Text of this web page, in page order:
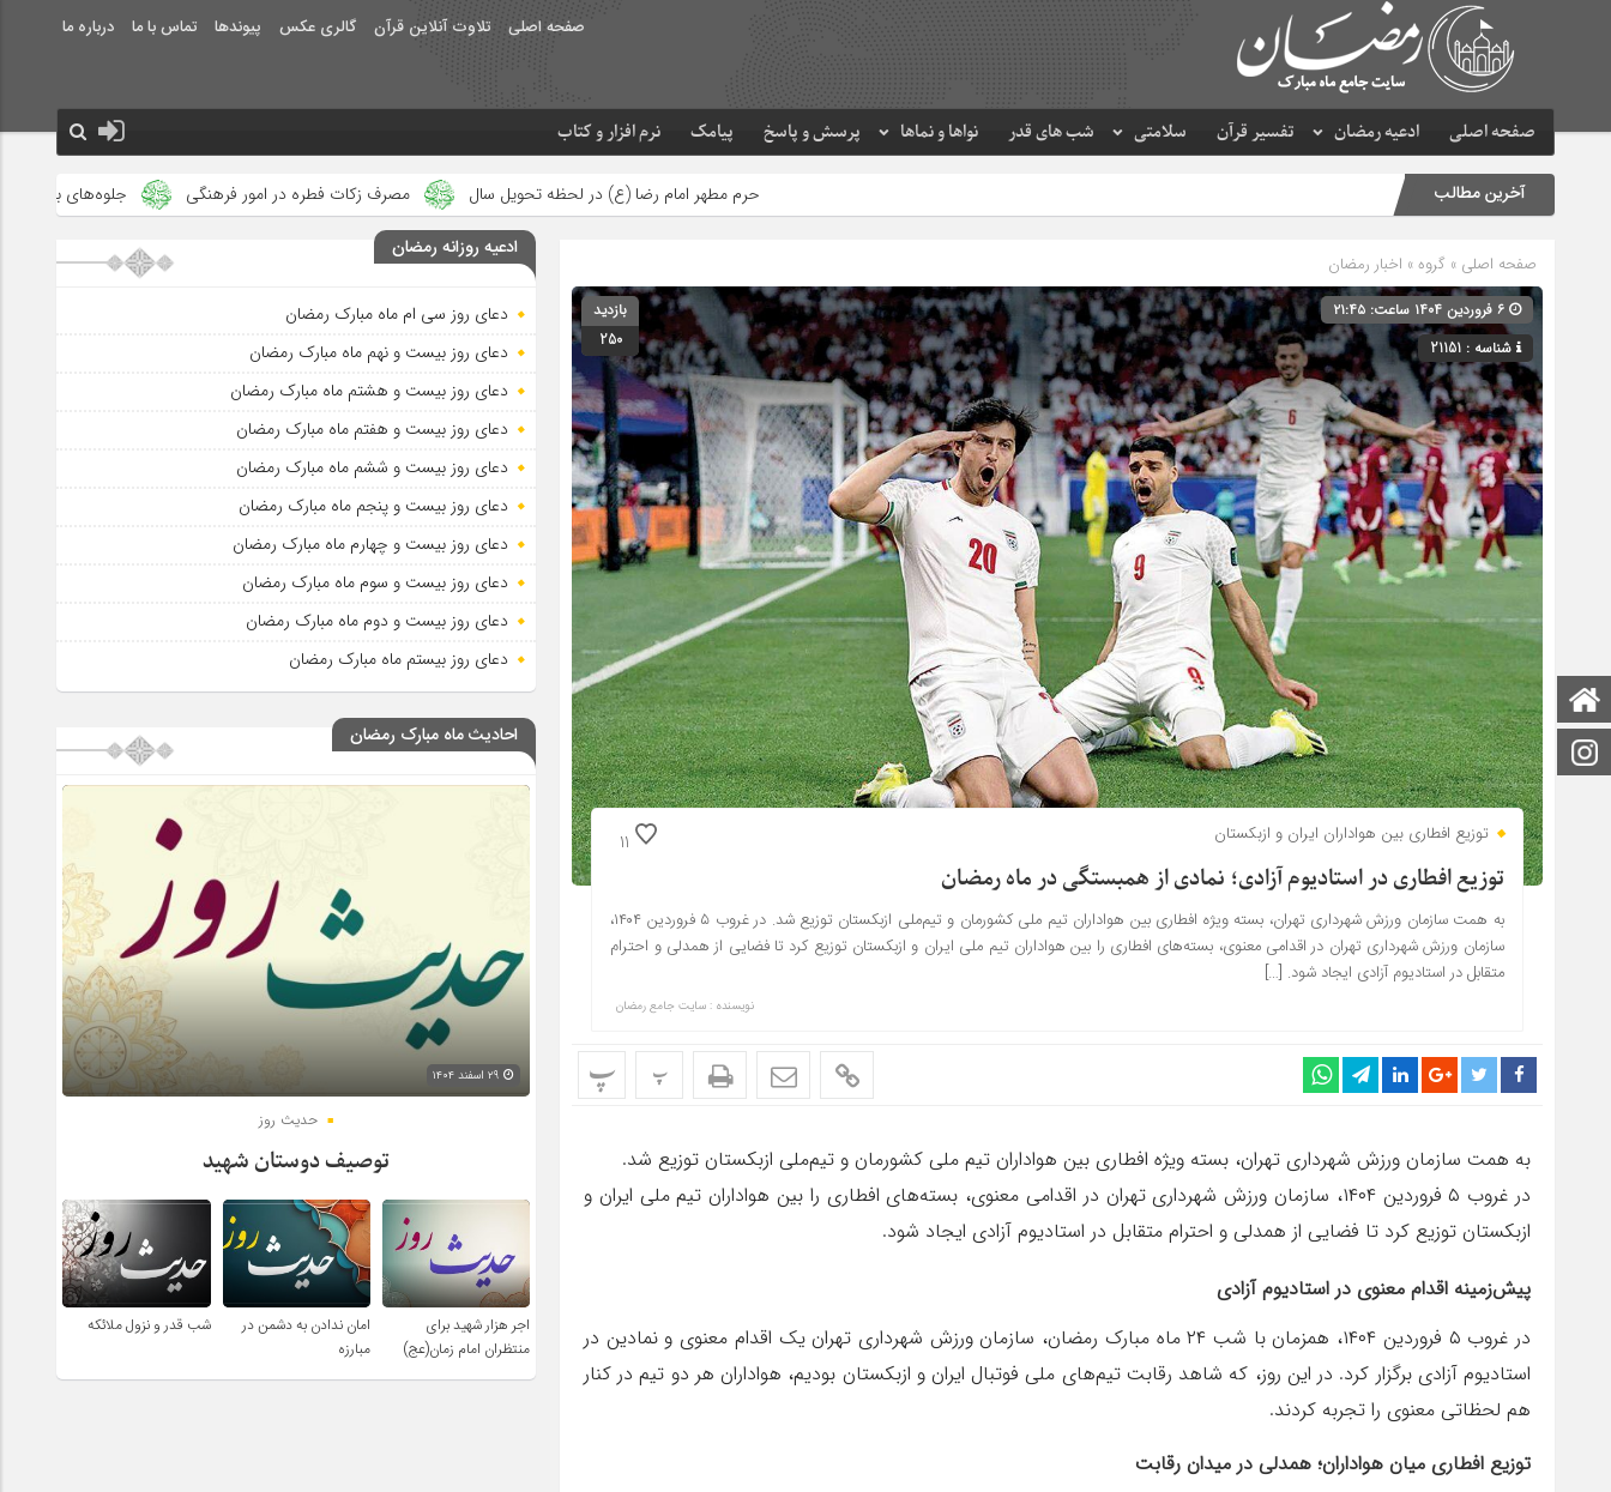
صفحه اصلی تلاوت آنلاین قرآن گالری عکس پیوندها تماس با ما درباره ما
صفحه اصلی ادعیه رمضان تفسیر قرآن سلامتی شب های قدر نواها و نماها پرسش و پاسخ پیامک نرم افزار و کتاب
صفحه اصلی
اینستاگرام
آخرین مطالب حرم مطهر امام رضا (ع) در لحظه تحویل سال مصرف زکات فطره در امور فرهنگی جلوه‌های بزرگ نصرت الهی در ماه
صفحه اصلی » گروه » اخبار رمضان
شناسه : 21151
بازدید
250
11 توزیع افطاری بین هواداران ایران و ازبکستان
توزیع افطاری در استادیوم آزادی؛ نمادی از همبستگی در ماه رمضان
به همت سازمان ورزش شهرداری تهران، بسته ویژه افطاری بین هواداران تیم ملی کشورمان و تیم‌ملی ازبکستان توزیع شد. در غروب ۵ فروردین ۱۴۰۴،
سازمان ورزش شهرداری تهران در اقدامی معنوی، بسته‌های افطاری را بین هواداران تیم ملی ایران و ازبکستان توزیع کرد تا فضایی از همدلی و احترام
متقابل در استادیوم آزادی ایجاد شود. […]
نویسنده : سایت جامع رمضان
پ پ
به همت سازمان ورزش شهرداری تهران، بسته ویژه افطاری بین هواداران تیم ملی کشورمان و تیم‌ملی ازبکستان توزیع شد.
در غروب ۵ فروردین ۱۴۰۴، سازمان ورزش شهرداری تهران در اقدامی معنوی، بسته‌های افطاری را بین هواداران تیم ملی ایران و
ازبکستان توزیع کرد تا فضایی از همدلی و احترام متقابل در استادیوم آزادی ایجاد شود.
پیش‌زمینه اقدام معنوی در استادیوم آزادی
در غروب ۵ فروردین ۱۴۰۴، همزمان با شب ۲۴ ماه مبارک رمضان، سازمان ورزش شهرداری تهران یک اقدام معنوی و نمادین در
استادیوم آزادی برگزار کرد. در این روز، که شاهد رقابت تیم‌های ملی فوتبال ایران و ازبکستان بودیم، هواداران هر دو تیم در کنار
هم لحظاتی معنوی را تجربه کردند.
توزیع افطاری میان هواداران؛ همدلی در میدان رقابت
ادعیه روزانه رمضان
دعای روز سی ام ماه مبارک رمضان
دعای روز بیست و نهم ماه مبارک رمضان
دعای روز بیست و هشتم ماه مبارک رمضان
دعای روز بیست و هفتم ماه مبارک رمضان
دعای روز بیست و ششم ماه مبارک رمضان
دعای روز بیست و پنجم ماه مبارک رمضان
دعای روز بیست و چهارم ماه مبارک رمضان
دعای روز بیست و سوم ماه مبارک رمضان
دعای روز بیست و دوم ماه مبارک رمضان
دعای روز بیستم ماه مبارک رمضان
احادیث ماه مبارک رمضان
حدیث روز
توصیف دوستان شهید
اجر هزار شهید برای
منتظران امام زمان(عج)
امان ندادن به دشمن در
مبارزه
شب قدر و نزول ملائکه